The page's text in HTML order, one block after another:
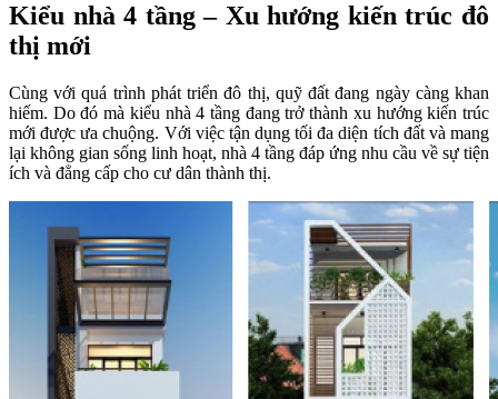
Kiểu nhà 4 tầng – Xu hướng kiến trúc đô
thị mới
Cùng với quá trình phát triển đô thị, quỹ đất đang ngày càng khan
hiếm. Do đó mà kiểu nhà 4 tầng đang trở thành xu hướng kiến trúc
mới được ưa chuộng. Với việc tận dụng tối đa diện tích đất và mang
lại không gian sống linh hoạt, nhà 4 tầng đáp ứng nhu cầu về sự tiện
ích và đẳng cấp cho cư dân thành thị.